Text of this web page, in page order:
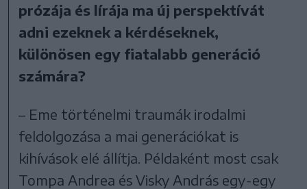
prózája és lírája ma új perspektívát
adni ezeknek a kérdéseknek,
különösen egy fiatalabb generáció
számára?
– Eme történelmi traumák irodalmi
feldolgozása a mai generációkat is
kihívások elé állítja. Példaként most csak
Tompa Andrea és Visky András egy-egy